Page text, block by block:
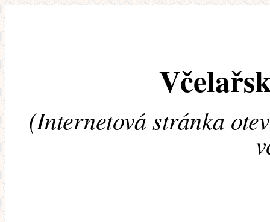
(Internetová stránka